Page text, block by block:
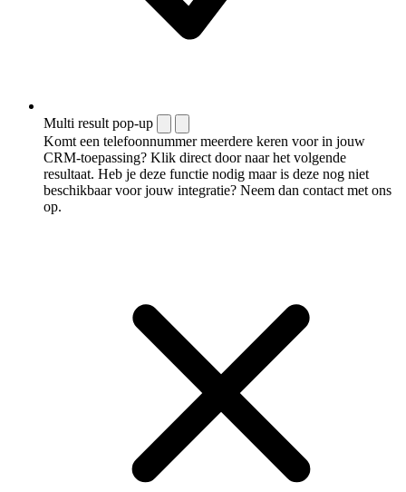
Multi result pop-up
Komt een telefoonnummer meerdere keren voor in jouw
CRM-toepassing? Klik direct door naar het volgende
resultaat. Heb je deze functie nodig maar is deze nog niet
beschikbaar voor jouw integratie? Neem dan contact met ons
op.